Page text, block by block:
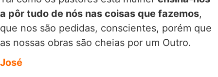
a pôr tudo de nós nas coisas que fazemos,
que nos são pedidas, conscientes, porém que
as nossas obras são cheias por um Outro.
José